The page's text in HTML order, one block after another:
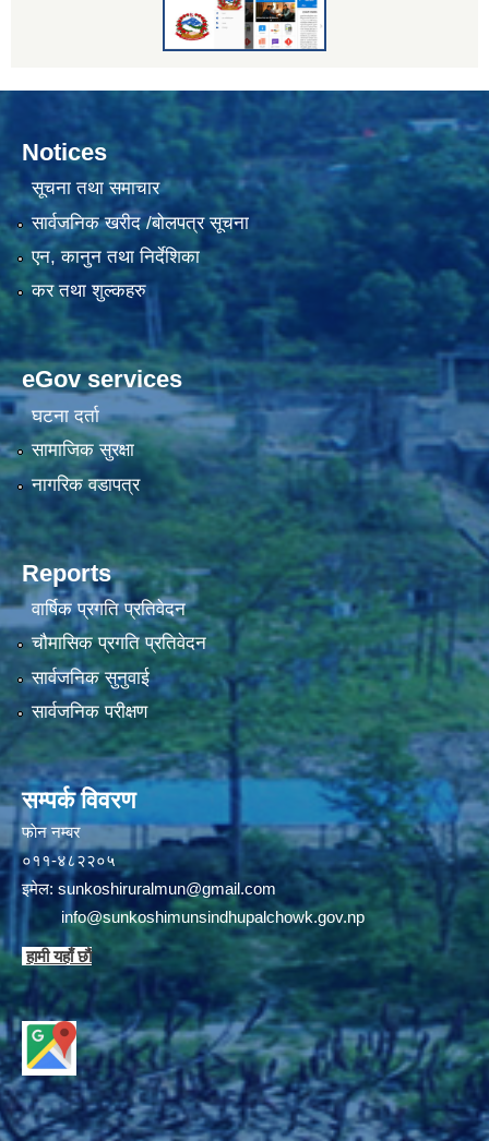
Notices
सूचना तथा समाचार
सार्वजनिक खरीद /बोलपत्र सूचना
एन, कानुन तथा निर्देशिका
कर तथा शुल्कहरु
eGov services
घटना दर्ता
सामाजिक सुरक्षा
नागरिक वडापत्र
Reports
वार्षिक प्रगति प्रतिवेदन
चौमासिक प्रगति प्रतिवेदन
सार्वजनिक सुनुवाई
सार्वजनिक परीक्षण
सम्पर्क विवरण
फाेन न‌‍‍‍‌‌म्बर
०११-४८२२०५
इमेल: sunkoshiruralmun@gmail.com
info@sunkoshimunsindhupalchowk.gov.np
हामी यहाँ छाै‌ं